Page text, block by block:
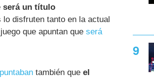
será un título
disfruten tanto en la actual
que apuntan que será
también que el